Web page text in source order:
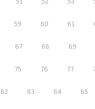
59 60 61
67 68 69
75 76 77
82 83 84 85